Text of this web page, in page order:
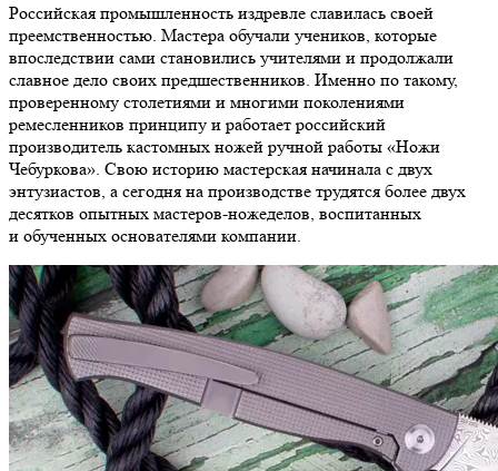
Российская промышленность издревле славилась своей
преемственностью. Мастера обучали учеников, которые
впоследствии сами становились учителями и продолжали
славное дело своих предшественников. Именно по такому,
проверенному столетиями и многими поколениями
ремесленников принципу и работает российский
производитель кастомных ножей ручной работы «Ножи
Чебуркова». Свою историю мастерская начинала с двух
энтузиастов, а сегодня на производстве трудятся более двух
десятков опытных мастеров-ножеделов, воспитанных
и обученных основателями компании.